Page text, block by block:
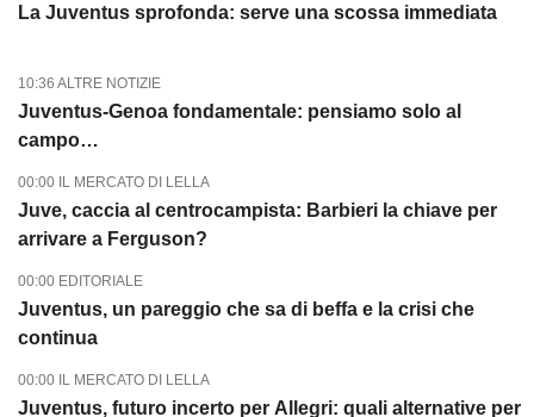
La Juventus sprofonda: serve una scossa immediata
10:36 ALTRE NOTIZIE
Juventus-Genoa fondamentale: pensiamo solo al
campo…
00:00 IL MERCATO DI LELLA
Juve, caccia al centrocampista: Barbieri la chiave per
arrivare a Ferguson?
00:00 EDITORIALE
Juventus, un pareggio che sa di beffa e la crisi che
continua
00:00 IL MERCATO DI LELLA
Juventus, futuro incerto per Allegri: quali alternative per